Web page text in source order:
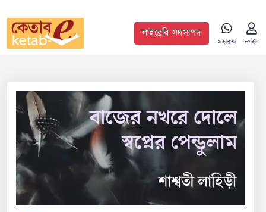
লাইব্রেরি সদস্যপদ
সহায়তা লগইন